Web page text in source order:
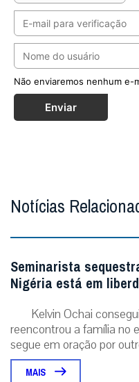
Não enviaremos nenhum e-
Enviar
Notícias
Seminarista
Nigéria está em
Kelvin Ochai
reencontrou a família no
segue em oração por
MAIS